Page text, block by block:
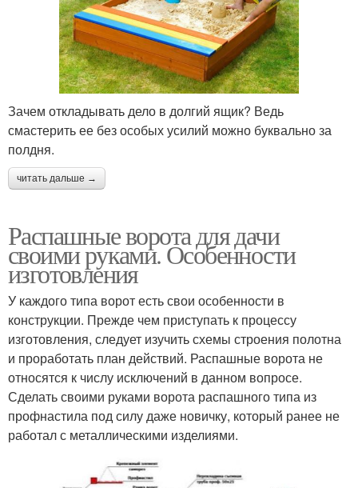
Зачем откладывать дело в долгий ящик? Ведь
смастерить ее без особых усилий можно буквально за
полдня.
читать дальше →
Распашные ворота для дачи
своими руками. Особенности
изготовления
У каждого типа ворот есть свои особенности в
конструкции. Прежде чем приступать к процессу
изготовления, следует изучить схемы строения полотна
и проработать план действий. Распашные ворота не
относятся к числу исключений в данном вопросе.
Сделать своими руками ворота распашного типа из
профнастила под силу даже новичку, который ранее не
работал с металлическими изделиями.